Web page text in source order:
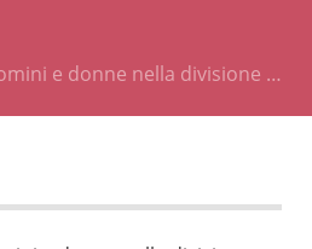
e donne nella divisione …